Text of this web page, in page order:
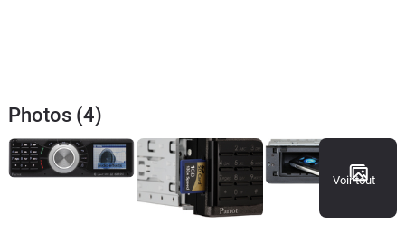
Photos (4)
Voir tout